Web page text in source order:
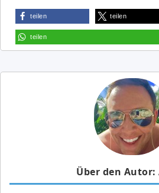
teilen teilen
teilen
Über den Autor: